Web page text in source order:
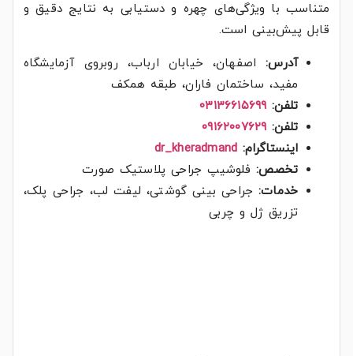
متناسب با ویژگی‌های چهره و دستیابی به نتایج دقیق و
قابل پیش‌بینی است.
آدرس:اصفهان، خیابان ارباب، روبروی آزمایشگاه
مفید، ساختمان فاران، طبقه همکف
تلفن: ۰۳۱۳۶۶۱۵۶۹۹
تلفن: ۰۹۱۶۲۰۰۷۶۲۹
اینستاگرام: dr_kheradmand
تخصص:فلوشیپ جراحی پلاستیک صورت
خدمات: جراحی بینی گوشتی، لیفت لب، جراحی پلک،
تزریق ژل و چربی